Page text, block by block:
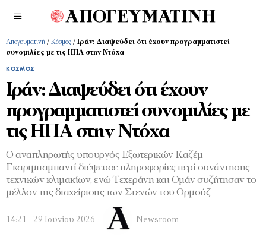
Απογευματινή / Κόσμος / Ιράν: Διαψεύδει ότι έχουν προγραμματιστεί
συνομιλίες με τις ΗΠΑ στην Ντόχα
ΚΌΣΜΟΣ
Ιράν: Διαψεύδει ότι έχουν
προγραμματιστεί συνομιλίες με
τις ΗΠΑ στην Ντόχα
Ο αναπληρωτής υπουργός Εξωτερικών Καζέμ
Γκαριμπαμπαντί διέψευσε πληροφορίες περί συνάντησης
τεχνικών κλιμακίων, ενώ Τεχεράνη και Ομάν συζήτησαν το
μέλλον της διαχείρισης των Στενών του Ορμούζ
14:21 - 29 Ιουνίου 2026 Newsroom